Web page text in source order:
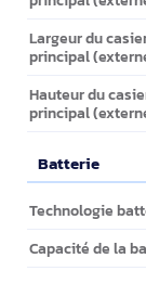
Largeur du
principal
Hauteur du
principal
Batterie
Batterie
Technologie
Capacité de la